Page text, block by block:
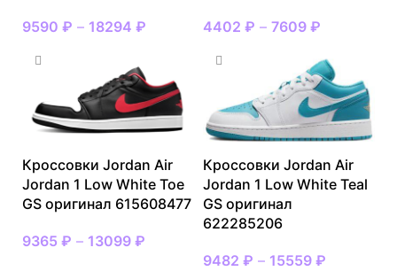
9590 ₽ – 18294 ₽ 4402 ₽ – 7609 ₽
Кроссовки Jordan Air
Jordan 1 Low White Toe
GS оригинал 615608477
9365 ₽ – 13099 ₽
Кроссовки Jordan Air
Jordan 1 Low White Teal
GS оригинал
622285206
9482 ₽ – 15559 ₽